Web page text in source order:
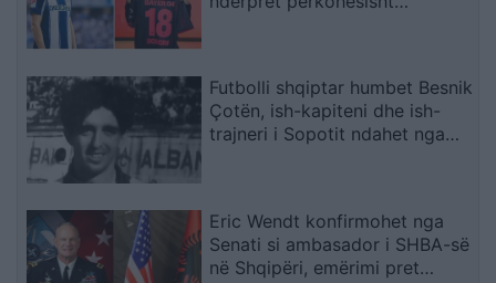
Futbolli shqiptar humbet Besnik
Çotën, ish-kapiteni dhe ish-
trajneri i Sopotit ndahet nga
Eric Wendt konfirmohet nga
Senati si ambasador i SHBA-së
në Shqipëri, emërimi pret